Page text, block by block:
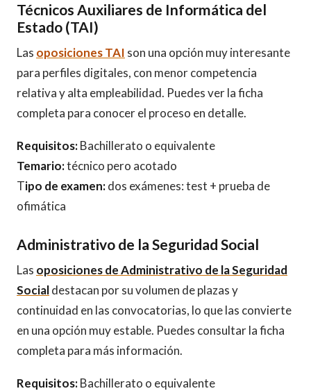
Técnicos Auxiliares de Informática del
Estado (TAI)
Las oposiciones TAI son una opción muy interesante
para perfiles digitales, con menor competencia
relativa y alta empleabilidad. Puedes ver la ficha
completa para conocer el proceso en detalle.
Requisitos:Bachillerato o equivalente
Temario:técnico pero acotado
Tipo de examen:dos exámenes: test + prueba de
ofimática
Administrativo de la Seguridad Social
Las oposiciones de Administrativo de la Seguridad
Socialdestacan por su volumen de plazas y
continuidad en las convocatorias, lo que las convierte
en una opción muy estable. Puedes consultar la ficha
completa para más información.
Requisitos:Bachillerato o equivalente